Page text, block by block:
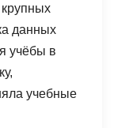
данных
учёбы в
учебные